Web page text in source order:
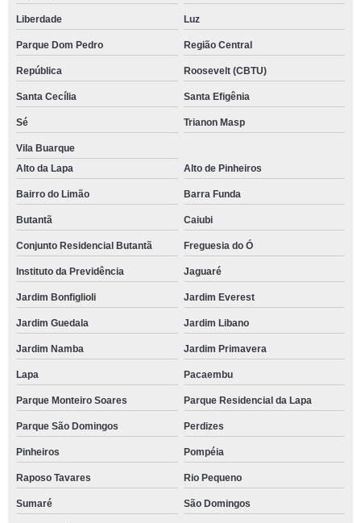
Liberdade Luz
Parque Dom Pedro Região Central
República Roosevelt (CBTU)
Santa Cecília Santa Efigênia
Sé Trianon Masp
Vila Buarque
Alto da Lapa
Alto de Pinheiros
Bairro do Limão Barra Funda
Butantã Caiubi
Conjunto Residencial Butantã Freguesia do Ó
Instituto da Previdência Jaguaré
Jardim Bonfiglioli Jardim Everest
Jardim Guedala Jardim Libano
Jardim Namba Jardim Primavera
Lapa Pacaembu
Parque Monteiro Soares Parque Residencial da Lapa
Parque São Domingos Perdizes
Pinheiros Pompéia
Raposo Tavares Rio Pequeno
Sumaré São Domingos